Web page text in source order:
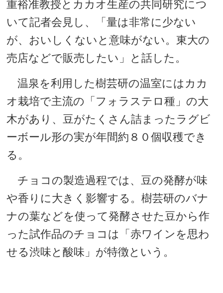
重裕准教授とカカオ生産の共同研究につ
いて記者会見し、「量は非常に少ない
が、おいしくないと意味がない。東大の
売店などで販売したい」と話した。
温泉を利用した樹芸研の温室にはカカ
オ栽培で主流の「フォラステロ種」の大
木があり、豆がたくさん詰まったラグビ
ーボール形の実が年間約８０個収穫でき
る。
チョコの製造過程では、豆の発酵が味
や香りに大きく影響する。樹芸研のバナ
ナの葉などを使って発酵させた豆から作
った試作品のチョコは「赤ワインを思わ
せる渋味と酸味」が特徴という。